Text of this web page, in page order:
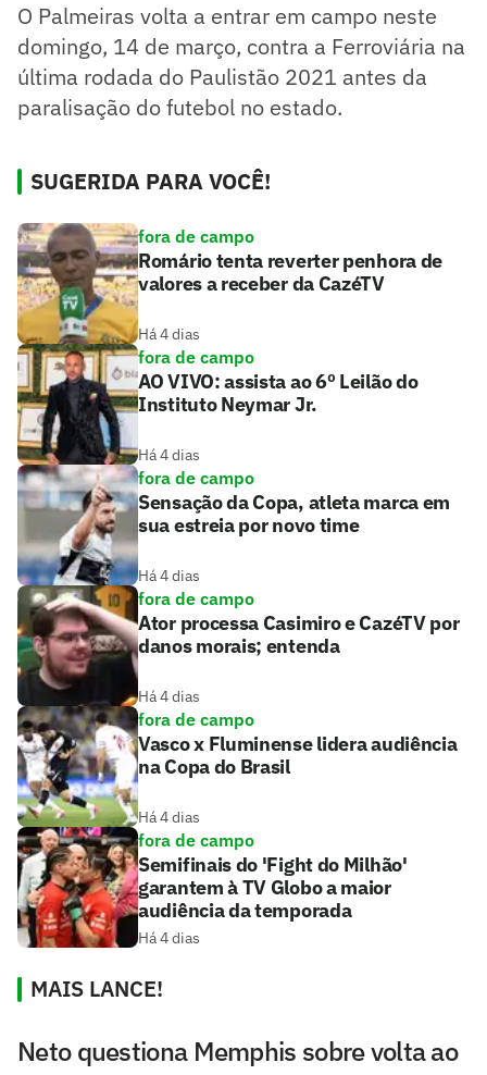
O Palmeiras volta a entrar em campo neste
domingo, 14 de março, contra a Ferroviária na
última rodada do Paulistão 2021 antes da
paralisação do futebol no estado.
SUGERIDA PARA VOCÊ!
fora de campo
Romário tenta reverter penhora de
valores a receber da CazéTV
Há 4 dias
fora de campo
AO VIVO: assista ao 6º Leilão do
Instituto Neymar Jr.
Há 4 dias
fora de campo
Sensação da Copa, atleta marca em
sua estreia por novo time
Há 4 dias
fora de campo
Ator processa Casimiro e CazéTV por
danos morais; entenda
Há 4 dias
fora de campo
Vasco x Fluminense lidera audiência
na Copa do Brasil
Há 4 dias
fora de campo
Semifinais do 'Fight do Milhão'
garantem à TV Globo a maior
audiência da temporada
Há 4 dias
MAIS LANCE!
Neto questiona Memphis sobre volta ao